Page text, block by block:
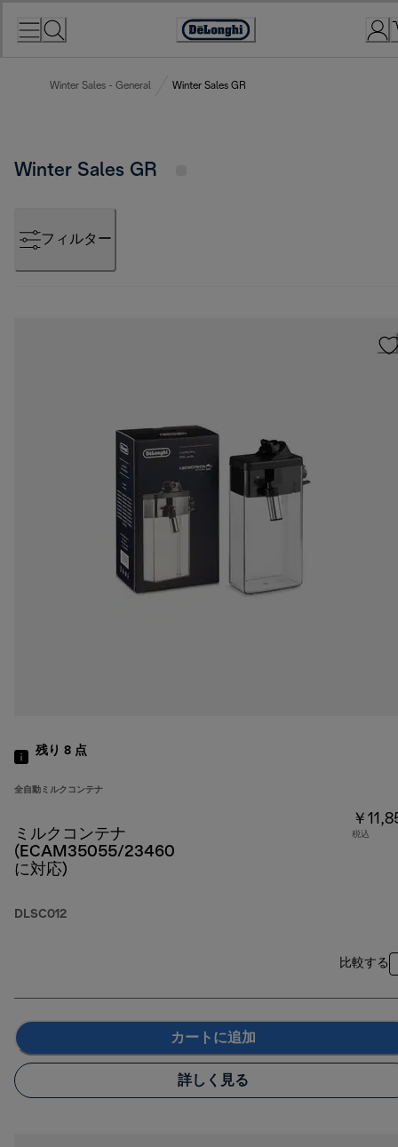
Accessibility
Winter Sales - General Winter Sales GR
Winter Sales GR
フィルター
残り 8 点
全自動ミルクコンテナ
ミルクコンテナ
(ECAM35055/23460
に対応)
DLSC012
￥
税込
比較する
カートに追加
詳しく見る